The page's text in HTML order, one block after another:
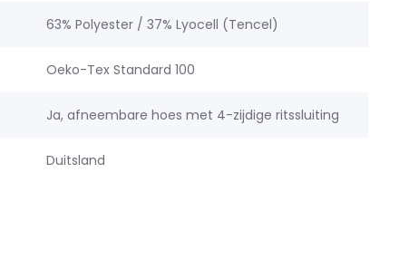
63% Polyester / 37% Lyocell (Tencel)
Oeko-Tex Standard 100
Ja, afneembare hoes met 4-zijdige ritssluiting
Duitsland